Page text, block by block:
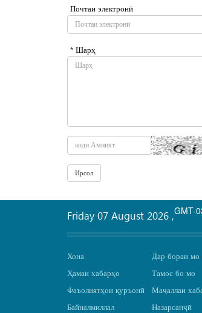
Почтаи электронӣ
* Шарҳ
GMT-
Friday 07 August 2026 ,
Хона
Ҳамаи хабарҳо
Фаъолиятҳои қуръонӣ
Байналмиллал
Дар бораи мо
Тамос бо мо
Маҷаллаи
Назарсанҷӣ